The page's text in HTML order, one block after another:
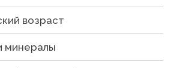
возраст
минералы